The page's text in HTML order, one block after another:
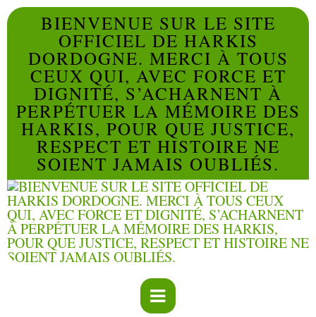
BIENVENUE SUR LE SITE
OFFICIEL DE HARKIS
DORDOGNE. MERCI À TOUS
CEUX QUI, AVEC FORCE ET
DIGNITÉ, S’ACHARNENT À
PERPÉTUER LA MÉMOIRE DES
HARKIS, POUR QUE JUSTICE,
RESPECT ET HISTOIRE NE
SOIENT JAMAIS OUBLIÉS.